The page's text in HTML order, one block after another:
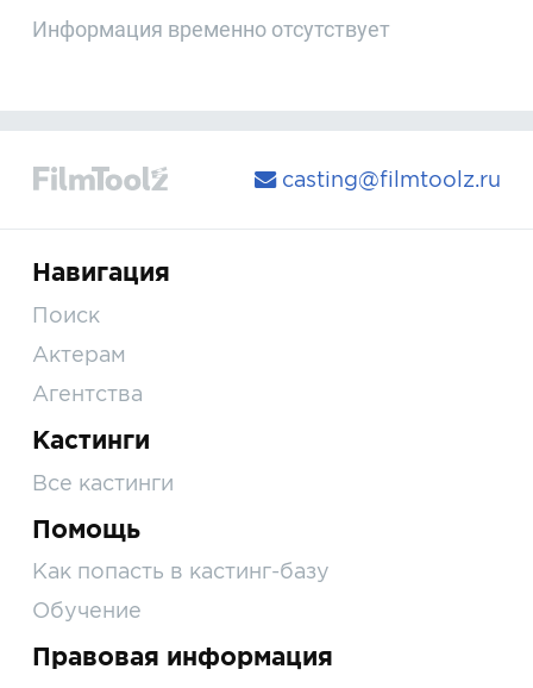
Информация временно отсутствует
casting@filmtoolz.ru
Навигация
Поиск
Актерам
Агентства
Кастинги
Все кастинги
Помощь
Как попасть в кастинг-базу
Обучение
Правовая информация